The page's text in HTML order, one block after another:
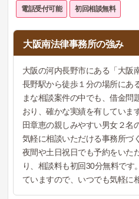
電話受付可能 初回相談無料
大阪南法律事務所の強み
大阪の河内長野市にある「大阪
長野駅から徒歩１分の場所にあ
まな相談案件の中でも、借金問
おり、確かな実績を有していま
田章恵の親しみやすい男女２名
気軽に相談いただける事務所づ
夜間や土日祝日でも予約をいた
り、相談料も初回30分無料です
ていますので、いつでも気軽に